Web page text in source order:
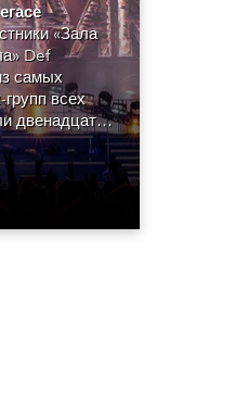
«Зала
Def
самых
всех
двенадцать
шоу в
Вегасе.